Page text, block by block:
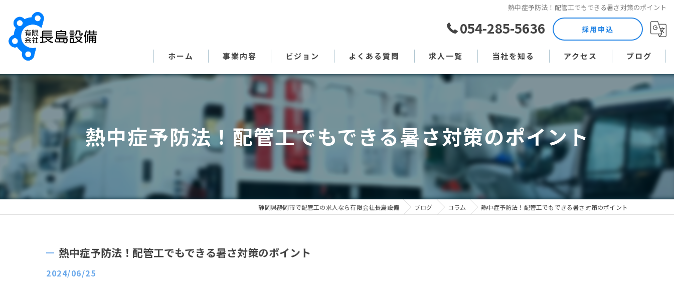
熱中症予防法！配管工でもできる暑さ対策のポイント
054-285-5636 採用申込
ホーム 事業内容 ビジョン よくある質問 求人一覧 当社を知る
土木作業員
現場監督
未経験
直行直帰
アクセス ブログ
コラム
熱中症予防法！配管工でもできる暑さ対策のポイント
静岡県静岡市で配管工の求人なら有限会社長島設備 ブログ コラム 熱中症予防法！配管工でもできる暑さ対策のポイント
熱中症予防法！配管工でもできる暑さ対策のポイント
2024/06/25